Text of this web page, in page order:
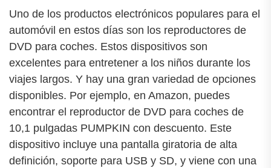
Uno de los productos electrónicos populares para el
automóvil en estos días son los reproductores de
DVD para coches. Estos dispositivos son
excelentes para entretener a los niños durante los
viajes largos. Y hay una gran variedad de opciones
disponibles. Por ejemplo, en Amazon, puedes
encontrar el reproductor de DVD para coches de
10,1 pulgadas PUMPKIN con descuento. Este
dispositivo incluye una pantalla giratoria de alta
definición, soporte para USB y SD, y viene con una